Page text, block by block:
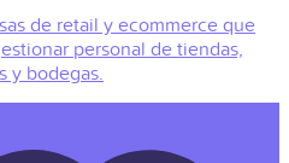
de retail y ecommerce que
personal de tiendas,
y bodegas.